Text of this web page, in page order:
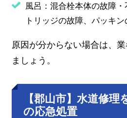
風呂：混合栓本体の故障
トリッジの故障、パッキ
原因が分からない場合は、
ましょう。
【郡山市】水道修理
の応急処置